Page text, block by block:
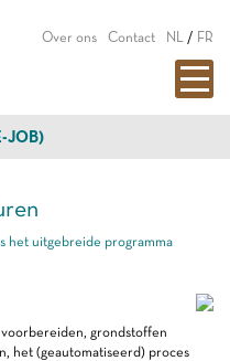
Over ons Contact NL / FR
JOB)
het uitgebreide programma
grondstoffen
het (geautomatiseerd) proces